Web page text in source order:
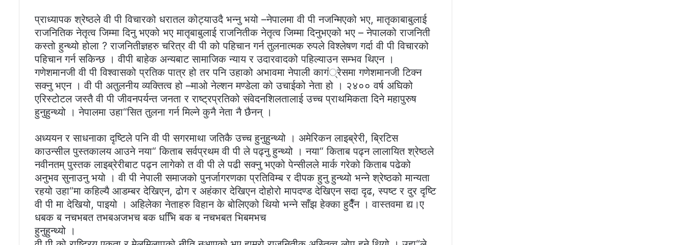
प्राध्यापक श्रेष्ठले वी पी विचारको धरातल कोट्याउदै भन्नु भयो –नेपालमा वी पी नजन्मिएको भए, मातृकाबाबुलाई
राजनितिक नेतृत्व जिम्मा दिनु भएको भए मातृबाबुलाई राजनितीक नेतृत्व जिम्मा दिनुभएको भए – नेपालको राजनिती
कस्तो हुन्थ्यो होला ? राजनितीज्ञहरु चरित्र वी पी को पहिचान गर्न तुलनात्मक रुपले विश्लेषण गर्दा वी पी विचारको
पहिचान गर्न सकिन्छ । वीपी बाहेक अन्यबाट सामाजिक न्याय र उदारवादको पहिल्याउन सम्भव थिएन ।
गणेशमानजी वी पी विश्वासको प्रतिक पात्र हो तर पनि उहाको अभावमा नेपाली कागं्रेसमा गणेशमानजी टिक्न
सक्नु भएन । वी पी अतुलनीय व्यक्तित्व हो –माओ नेल्शन मण्डेला को उचाईको नेता हो । २४०० वर्ष अघिको
एरिस्टोटल जस्तै वी पी जीवनपर्यन्त जनता र राष्ट्रप्रतिको संवेदनशिलतालाई उच्च प्राथमिकता दिने महापुरुष
हुनुहुन्थ्यो । नेपालमा उहा“सित तुलना गर्न मिल्ने कुनै नेता नै छैनन् ।
अध्ययन र साधनाका दृष्टिले पनि वी पी सगरमाथा जतिकै उच्च हुनुहुन्थ्यो । अमेरिकन लाइब्रेरी, ब्रिटिस
काउन्सील पुस्तकालय आउने नया“ किताब सर्वप्रथम वी पी ले पढ्नु हुन्थ्यो । नया“ किताब पढ्न लालायित श्रेष्ठले
नवीनतम् पुस्तक लाइब्रेरीबाट पढ्न लागेको त वी पी ले पढी सक्नु भएको पेन्सीलले मार्क गरेको किताब पढेको
अनुभव सुनाउनु भयो । वी पी नेपाली समाजको पुनर्जागरणका प्रतिविम्ब र दीपक हुनु हुन्थ्यो भन्ने श्रेष्ठको मान्यता
रहयो उहा“मा कहिल्यै आडम्बर देखिएन, ढोग र अहंकार देखिएन दोहोरो मापदण्ड देखिएन सदा दृढ, स्पष्ट र दुर दृष्टि
वी पी मा देखियो, पाइयो । अहिलेका नेताहरु विहान के बोलिएको थियो भन्ने साँझ हेक्का हुदैँन । वास्तवमा द्य।ए
धबक ब नचभबत तभबअजभच बक धभिि बक ब नचभबत भिबमभच
हुनुहुन्थ्यो ।